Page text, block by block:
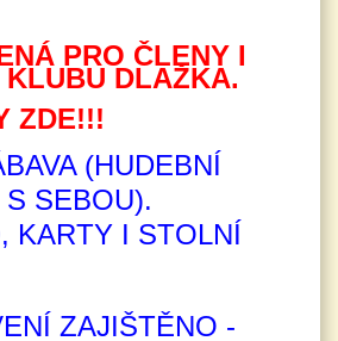
PRO ČLENY I
KLUBU DLAŽKA.
ZDE!!!
(HUDEBNÍ
SEBOU).
KARTY I STOLNÍ
ZAJIŠTĚNO -